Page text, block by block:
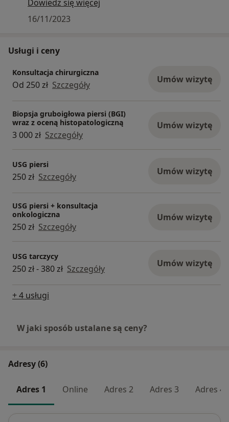
użyciem technik onkoplastycznych.
Dowiedz się więcej
16/11/2023
Usługi i ceny
Konsultacja chirurgiczna
Od 250 zł Szczegóły Umów wizytę
Biopsja gruboigłowa piersi (BGI)
wraz z oceną histopatologiczną
3 000 zł Szczegóły
Umów wizytę
USG piersi
250 zł Szczegóły Umów wizytę
USG piersi + konsultacja
onkologiczna
250 zł Szczegóły
Umów wizytę
USG tarczycy
250 zł - 380 zł Szczegóły Umów wizytę
+ 4 usługi
W jaki sposób ustalane są ceny?
Adresy (6)
Adres 1 Online Adres 2 Adres 3 Adres 4